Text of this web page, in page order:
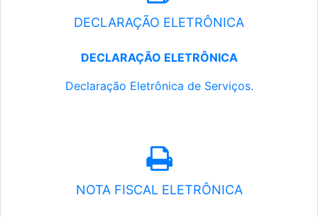
DECLARAÇÃO ELETRÔNICA
DECLARAÇÃO ELETRÔNICA
Declaração Eletrônica de Serviços.
NOTA FISCAL ELETRÔNICA